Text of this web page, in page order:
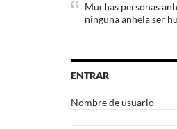
Muchas personas
ninguna anhela ser
ENTRAR
Nombre de usuario